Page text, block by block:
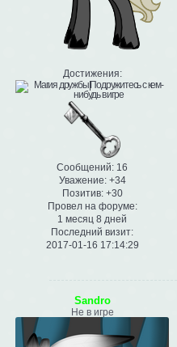
Достижения:
Сообщений: 16
Уважение: +34
Позитив: +30
Провел на форуме:
1 месяц 8 дней
Последний визит:
2017-01-16 17:14:29
Sandro
Не в игре